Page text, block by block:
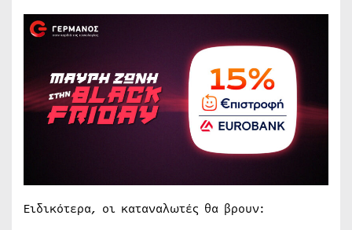
Ειδικότερα, οι καταναλωτές θα βρουν: